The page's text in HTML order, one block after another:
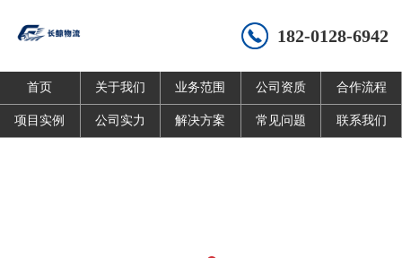
182-0128-6942
首页 关于我们 业务范围 公司资质 合作流程
项目实例 公司实力 解决方案 常见问题 联系我们